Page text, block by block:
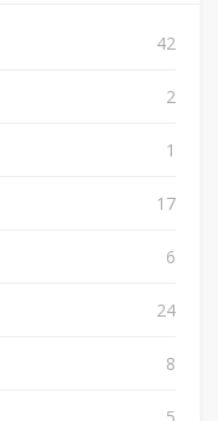
42
2
1
17
6
24
8